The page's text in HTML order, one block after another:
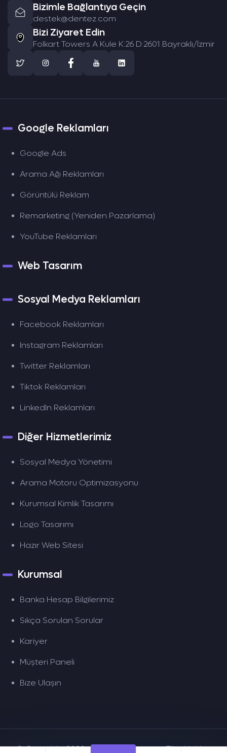
Bizimle Bağlantıya Geçin
destek@dentez.com
Bizi Ziyaret Edin
Folkart Towers A Kule K:26 D:2601 Bayraklı/İzmir
Google Reklamları
Google Ads
Arama Ağı Reklamları
Görüntülü Reklam
Remarketing (Yeniden Pazarlama)
YouTube Reklamları
Web Tasarım
Sosyal Medya Reklamları
Facebook Reklamları
Instagram Reklamları
Twitter Reklamları
Tiktok Reklamları
LinkedIn Reklamları
Diğer Hizmetlerimiz
Sosyal Medya Yönetimi
Arama Motoru Optimizasyonu
Kurumsal Kimlik Tasarımı
Logo Tasarımı
Hazır Web Sitesi
Kurumsal
Banka Hesap Bilgilerimiz
Sıkça Sorulan Sorular
Kariyer
Müşteri Paneli
Bize Ulaşın
© Copyright 2020 - 2025 dentez.com, Tüm Hakları